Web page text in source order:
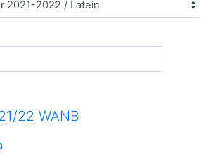
22 WANB